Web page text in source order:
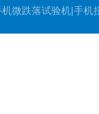
微跌落试验机|手机